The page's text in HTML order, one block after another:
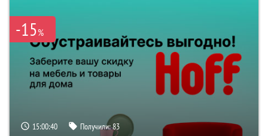
-15%
15:00:39 Получили:83